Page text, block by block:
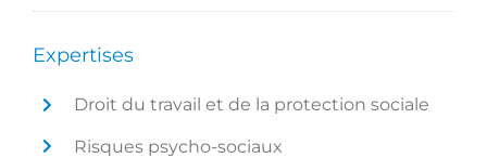
Expertises
Droit du travail et de la protection sociale
Risques psycho-sociaux